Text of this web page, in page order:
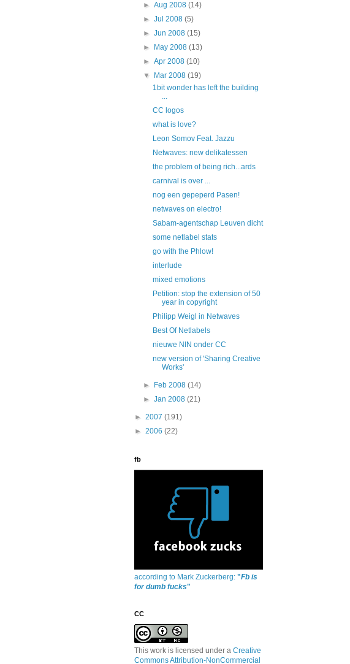
►Aug 2008(14)
►Jul 2008(5)
►Jun 2008(15)
►
May 2008(13)
►Apr 2008(10)
▼
Mar 2008(19)
1bit wonder has left the building
...
CC logos
what is love?
Leon Somov Feat. Jazzu
Netwaves: new delikatessen
the problem of being rich...ards
carnival is over ...
nog een gepeperd Pasen!
netwaves on electro!
Sabam-agentschap Leuven dicht
some netlabel stats
go with the Phlow!
interlude
mixed emotions
Petition: stop the extension of 50
year in copyright
Philipp Weigl in Netwaves
Best Of Netlabels
nieuwe NIN onder CC
new version of 'Sharing Creative
Works'
► Feb 2008(14)
►Jan 2008(21)
► 2007 (191)
► 2006 (22)
fb
according to Mark Zuckerberg: "Fb is
for dumb fucks"
CC
This work is licensed under a Creative
Commons Attribution-NonCommercial